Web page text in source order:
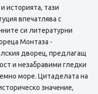
историята, тази
впечатлява с
си литературни
Монтаза -
дворец, предлагащ
и незабравими гледки
море. Цитаделата на
значение,